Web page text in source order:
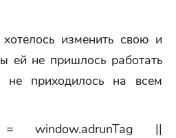
изменить свою и
ей не пришлось работать
приходилось на всем
= window.adrunTag ||